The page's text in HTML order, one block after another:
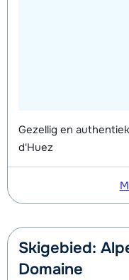
Gezellig en
d'Huez
Skigebied:
Domaine